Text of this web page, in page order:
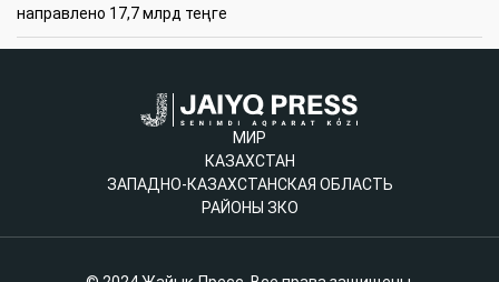
направлено 17,7 млрд теңге
МИР
КАЗАХСТАН
ЗАПАДНО-КАЗАХСТАНСКАЯ ОБЛАСТЬ
РАЙОНЫ ЗКО